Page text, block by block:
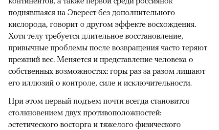
поднявшаяся на Эверест без дополнительного
кислорода, говорит о другом эффекте восхождения.
Хотя телу требуется длительное восстановление,
привычные проблемы после возвращения часто теряют
прежний вес. Меняется и представление человека о
собственных возможностях: горы раз за разом лишают
его иллюзий о контроле, силе и исключительности.
При этом первый подъем почти всегда становится
столкновением двух противоположностей:
эстетического восторга и тяжелого физического